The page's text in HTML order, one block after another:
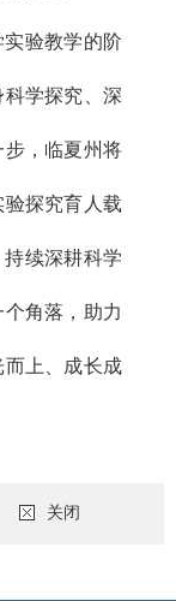
验教学的阶
学探究、深
，临夏州将
探究育人载
续深耕科学
角落，助力
上、成长成
关闭